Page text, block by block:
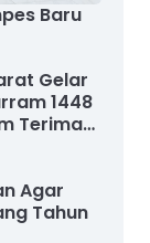
Baru
Gelar
1448
Terima
Agar
Tahun